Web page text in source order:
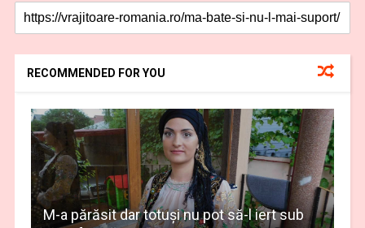
RECOMMENDED FOR YOU
M-a părăsit dar totuşi nu pot să-l iert sub